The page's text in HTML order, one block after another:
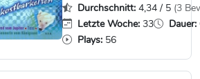
Durchschnitt: 4,34 / 5 (3
Letzte Woche: 33 Dauer:
Plays: 56